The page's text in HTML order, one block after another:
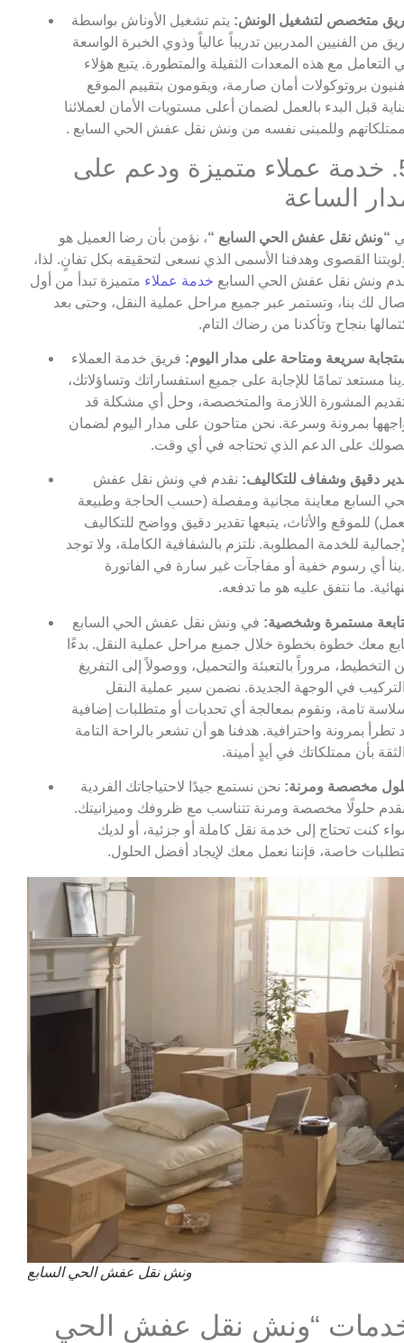
متخصص لتشغيل الونش: يتم تشغيل الأوناش بواسطة
من الفنيين المدربين تدريباً عالياً وذوي الخبرة الواسعة
التعامل مع هذه المعدات الثقيلة والمتطورة. يتبع هؤلاء
بروتوكولات أمان صارمة، ويقومون بتقييم الموقع
قبل البدء بالعمل لضمان أعلى مستويات الأمان لعملائنا
وللمبنى نفسه من ونش نقل عفش الحي السابع .
5. خدمة عملاء متميزة ودعم على
الساعة
“ونش نقل عفش الحي السابع “، نؤمن بأن رضا العميل هو
القصوى وهدفنا الأسمى الذي نسعى لتحقيقه بكل تفانٍ. لذا،
ونش نقل عفش الحي السابع خدمة عملاء متميزة تبدأ من أول
لك بنا، وتستمر عبر جميع مراحل عملية النقل، وحتى بعد
بنجاح وتأكدنا من رضاك التام.
سريعة ومتاحة على مدار اليوم: فريق خدمة العملاء
مستعد تمامًا للإجابة على جميع استفساراتك وتساؤلاتك،
المشورة اللازمة والمتخصصة، وحل أي مشكلة قد
بمرونة وسرعة. نحن متاحون على مدار اليوم لضمان
على الدعم الذي تحتاجه في أي وقت.
دقيق وشفاف للتكاليف: نقدم في ونش نقل عفش
السابع معاينة مجانية ومفصلة (حسب الحاجة وطبيعة
للموقع والأثاث، يتبعها تقدير دقيق وواضح للتكاليف
للخدمة المطلوبة. نلتزم بالشفافية الكاملة، ولا توجد
أي رسوم خفية أو مفاجآت غير سارة في الفاتورة
ما نتفق عليه هو ما تدفعه.
مستمرة وشخصية: في ونش نقل عفش الحي السابع
معك خطوة بخطوة خلال جميع مراحل عملية النقل. بدءًا
التخطيط، مروراً بالتعبئة والتحميل، ووصولاً إلى التفريغ
في الوجهة الجديدة. نضمن سير عملية النقل
تامة، ونقوم بمعالجة أي تحديات أو متطلبات إضافية
تطرأ بمرونة واحترافية. هدفنا هو أن تشعر بالراحة التامة
بأن ممتلكاتك في أيدٍ أمينة.
مخصصة ومرنة: نحن نستمع جيدًا لاحتياجاتك الفردية
حلولًا مخصصة ومرنة تتناسب مع ظروفك وميزانيتك.
كنت تحتاج إلى خدمة نقل كاملة أو جزئية، أو لديك
خاصة، فإننا نعمل معك لإيجاد أفضل الحلول.
ونش نقل عفش الحي السابع
“ونش نقل عفش الحي